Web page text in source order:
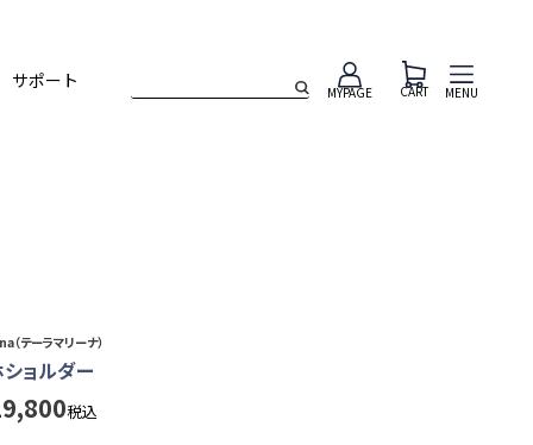
サポート
MYPAGE CART MENU
（テーラマリーナ）
ョルダー
税込